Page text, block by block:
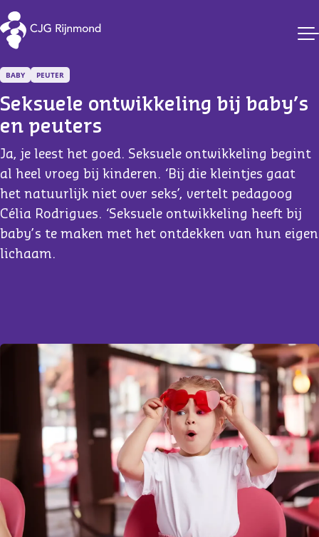
CJG Rijnmond
BABY PEUTER
Seksuele ontwikkeling bij baby’s
en peuters
Ja, je leest het goed. Seksuele ontwikkeling begint
al heel vroeg bij kinderen. ‘Bij die kleintjes gaat
het natuurlijk niet over seks’, vertelt pedagoog
Célia Rodrigues. ‘Seksuele ontwikkeling heeft bij
baby’s te maken met het ontdekken van hun eigen
lichaam.